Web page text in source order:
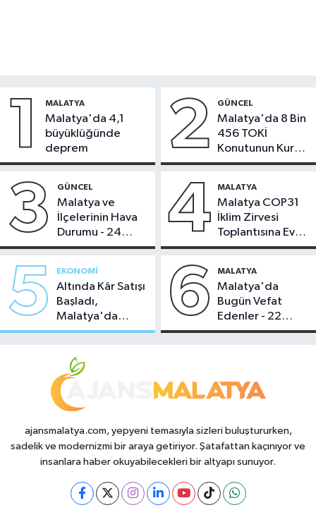
1 MALATYA
Malatya'da 4,1
büyüklüğünde
deprem
2 GÜNCEL
Malatya'da 8 Bin
456 TOKİ
Konutunun Kurası
Bugün Çekiliyor
3 GÜNCEL
Malatya ve
İlçelerinin Hava
Durumu - 24
Temmuz 2026
4 MALATYA
Malatya COP31
İklim Zirvesi
Toplantısına Ev
Sahipliği Yaptı
5 EKONOMI
Altında Kâr Satışı
Başladı,
Malatya'da
Makas Ne
6 MALATYA
Malatya'da
Bugün Vefat
Edenler - 22
Temmuz 2026
ajansmalatya.com, yepyeni temasıyla sizleri buluştururken,
sadelik ve modernizmi bir araya getiriyor. Şatafattan kaçınıyor ve
insanlara haber okuyabilecekleri bir altyapı sunuyor.